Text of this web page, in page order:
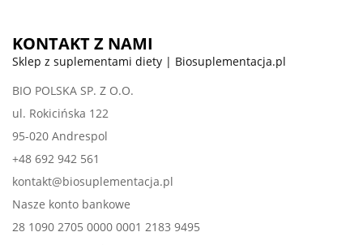
KONTAKT Z NAMI
Sklep z suplementami diety | Biosuplementacja.pl
BIO POLSKA SP. Z O.O.
ul. Rokicińska 122
95-020 Andrespol
+48 692 942 561
kontakt@biosuplementacja.pl
Nasze konto bankowe
28 1090 2705 0000 0001 2183 9495